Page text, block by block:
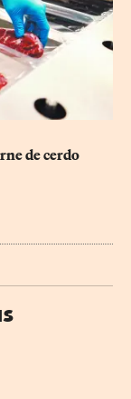
de cerdo